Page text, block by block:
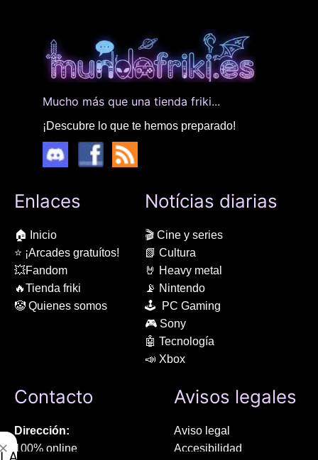
Mucho más que una tienda friki...
¡Descubre lo que te hemos preparado!
Enlaces
🏠 Inicio
⭐ ¡Arcades gratuítos!
💥Fandom
🔥Tienda friki
🤡 Quienes somos
Notícias diarias
🎬 Cine y series
📗 Cultura
🤘 Heavy metal
📡 Nintendo
🕹 PC Gaming
🎮 Sony
🤖 Tecnología
📣 Xbox
Contacto
Dirección:
100% online
Avisos legales
Aviso legal
Accesibilidad